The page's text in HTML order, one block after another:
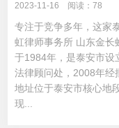
2023-11-16 阅读：78
专注于竞争多年，这家
虹律师事务所 山东金长
于1984年，是泰安市设
法律顾问处，2008年经
地址位于泰安市核心地
现...